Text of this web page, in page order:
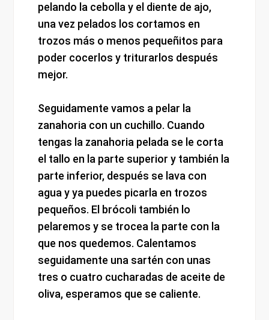
pelando la cebolla y el diente de ajo,
una vez pelados los cortamos en
trozos más o menos pequeñitos para
poder cocerlos y triturarlos después
mejor.
Seguidamente vamos a pelar la
zanahoria con un cuchillo. Cuando
tengas la zanahoria pelada se le corta
el tallo en la parte superior y también la
parte inferior, después se lava con
agua y ya puedes picarla en trozos
pequeños. El brócoli también lo
pelaremos y se trocea la parte con la
que nos quedemos. Calentamos
seguidamente una sartén con unas
tres o cuatro cucharadas de aceite de
oliva, esperamos que se caliente.